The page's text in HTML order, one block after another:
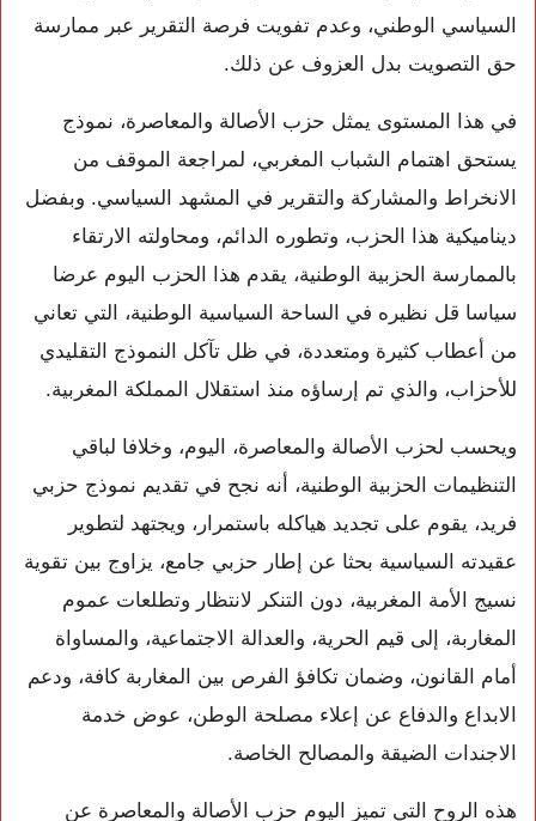
السياسي الوطني، وعدم تفويت فرصة التقرير عبر ممارسة
حق التصويت بدل العزوف عن ذلك.
في هذا المستوى يمثل حزب الأصالة والمعاصرة، نموذج
يستحق اهتمام الشباب المغربي، لمراجعة الموقف من
الانخراط والمشاركة والتقرير في المشهد السياسي. وبفضل
ديناميكية هذا الحزب، وتطوره الدائم، ومحاولته الارتقاء
بالممارسة الحزبية الوطنية، يقدم هذا الحزب اليوم عرضا
سياسا قل نظيره في الساحة السياسية الوطنية، التي تعاني
من أعطاب كثيرة ومتعددة، في ظل تآكل النموذج التقليدي
للأحزاب، والذي تم إرساؤه منذ استقلال المملكة المغربية.
ويحسب لحزب الأصالة والمعاصرة، اليوم، وخلافا لباقي
التنظيمات الحزبية الوطنية، أنه نجح في تقديم نموذج حزبي
فريد، يقوم على تجديد هياكله باستمرار، ويجتهد لتطوير
عقيدته السياسية بحثا عن إطار حزبي جامع، يزاوج بين تقوية
نسيج الأمة المغربية، دون التنكر لانتظار وتطلعات عموم
المغاربة، إلى قيم الحرية، والعدالة الاجتماعية، والمساواة
أمام القانون، وضمان تكافؤ الفرص بين المغاربة كافة، ودعم
الابداع والدفاع عن إعلاء مصلحة الوطن، عوض خدمة
الاجندات الضيقة والمصالح الخاصة.
هذه الروح التي تميز اليوم حزب الأصالة والمعاصرة عن